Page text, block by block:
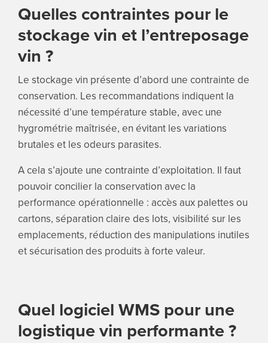
Quelles contraintes pour le
stockage vin et l’entreposage
vin ?
Le stockage vin présente d’abord une contrainte de
conservation. Les recommandations indiquent la
nécessité d’une température stable, avec une
hygrométrie maîtrisée, en évitant les variations
brutales et les odeurs parasites.
A cela s’ajoute une contrainte d’exploitation. Il faut
pouvoir concilier la conservation avec la
performance opérationnelle : accès aux palettes ou
cartons, séparation claire des lots, visibilité sur les
emplacements, réduction des manipulations inutiles
et sécurisation des produits à forte valeur.
Quel logiciel WMS pour une
logistique vin performante ?